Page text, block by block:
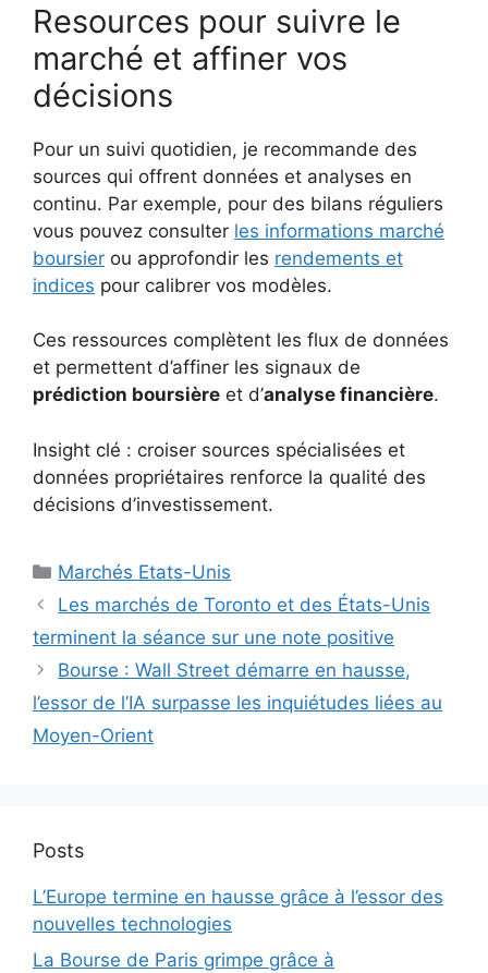
Resources pour suivre le
marché et affiner vos
décisions
Pour un suivi quotidien, je recommande des
sources qui offrent données et analyses en
continu. Par exemple, pour des bilans réguliers
vous pouvez consulter les informations marché
boursier ou approfondir les rendements et
indices pour calibrer vos modèles.
Ces ressources complètent les flux de données
et permettent d’affiner les signaux de
prédiction boursière et d’analyse financière.
Insight clé : croiser sources spécialisées et
données propriétaires renforce la qualité des
décisions d’investissement.
Catégories
Marchés Etats-Unis
Les marchés de Toronto et des États-Unis
terminent la séance sur une note positive
Bourse : Wall Street démarre en hausse,
l’essor de l’IA surpasse les inquiétudes liées au
Moyen-Orient
Posts
L’Europe termine en hausse grâce à l’essor des
nouvelles technologies
La Bourse de Paris grimpe grâce à